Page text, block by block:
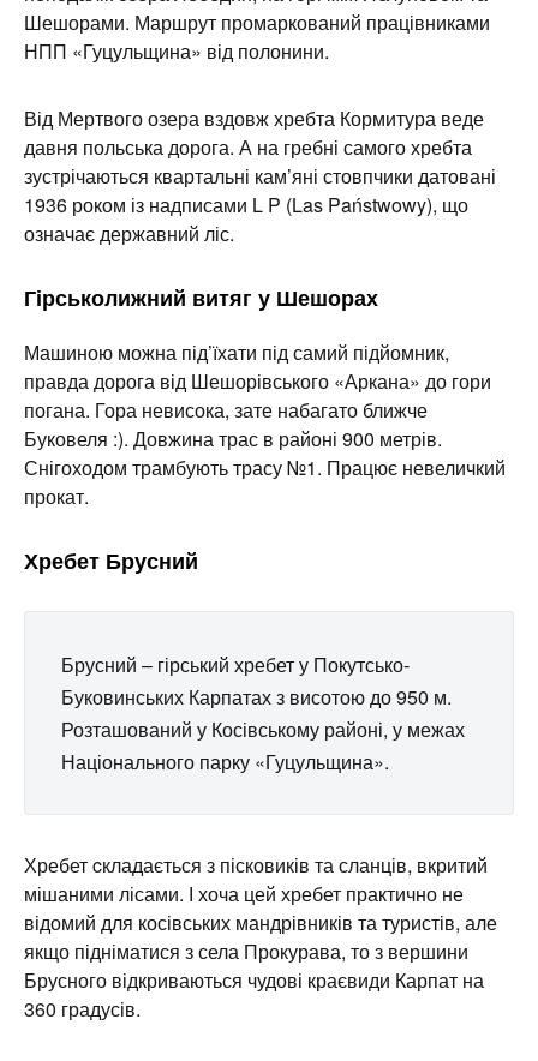
Шешорами. Маршрут промаркований працівниками
НПП «Гуцульщина» від полонини.
Від Мертвого озера вздовж хребта Кормитура веде
давня польська дорога. А на гребні самого хребта
зустрічаються квартальні кам’яні стовпчики датовані
1936 роком із надписами L P (Las Państwowy), що
означає державний ліс.
Гірськолижний витяг у Шешорах
Машиною можна під’їхати під самий підйомник,
правда дорога від Шешорівського «Аркана» до гори
погана. Гора невисока, зате набагато ближче
Буковеля :). Довжина трас в районі 900 метрів.
Снігоходом трамбують трасу №1. Працює невеличкий
прокат.
Хребет Брусний
Брусний – гірський хребет у Покутсько-
Буковинських Карпатах з висотою до 950 м.
Розташований у Косівському районі, у межах
Національного парку «Гуцульщина».
Хребет cкладається з пісковиків та сланців, вкритий
мішаними лісами. І хоча цей хребет практично не
відомий для косівських мандрівників та туристів, але
якщо підніматися з села Прокурава, то з вершини
Брусного відкриваються чудові краєвиди Карпат на
360 градусів.